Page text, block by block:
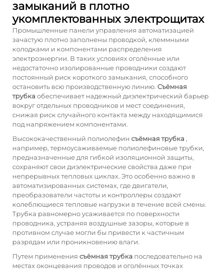
замыканий в плотно
укомплектованных электрощитах
Промышленные панели управления автоматизацией
зачастую плотно заполнены проводкой, клеммными
колодками и компонентами распределения
электроэнергии. В таких условиях оголённые или
недостаточно изолированные проводники создают
постоянный риск короткого замыкания, способного
остановить всю производственную линию. Съёмная
трубка обеспечивает надежный диэлектрический барьер
вокруг отдельных проводников и мест соединения,
снижая риск случайного контакта между находящимися
под напряжением компонентами.
Высококачественный полиолефин съёмная трубка ,
например, термоусаживаемые полиолефиновые трубки,
предназначенные для гибкой изоляционной защиты,
сохраняют свои диэлектрические свойства даже при
непрерывных тепловых циклах. Это особенно важно в
автоматизированных системах, где двигатели,
преобразователи частоты и контроллеры создают
колеблющиеся тепловые нагрузки в течение всей смены.
Трубка равномерно усаживается по поверхности
проводника, устраняя воздушные зазоры, которые в
противном случае могли бы привести к частичным
разрядам или проникновению влаги.
Путем применения съёмная трубка последовательно на
местах оконцевания проводов и оголённых точках